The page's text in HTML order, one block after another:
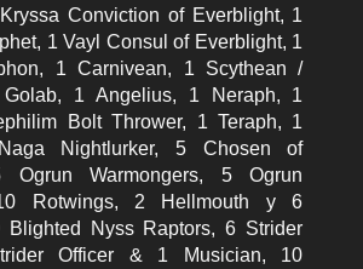
Conviction of Everblight, 1
1 Vayl Consul of Everblight, 1
1 Carnivean, 1 Scythean /
Golab, 1 Angelius, 1 Neraph, 1
Bolt Thrower, 1 Teraph, 1
Nightlurker, 5 Chosen of
Ogrun Warmongers, 5 Ogrun
Rotwings, 2 Hellmouth y 6
Blighted Nyss Raptors, 6 Strider
Officer & 1 Musician, 10